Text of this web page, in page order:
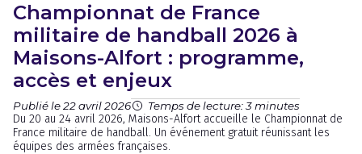
Championnat de France
militaire de handball 2026 à
Maisons-Alfort : programme,
accès et enjeux
Publié le 22 avril 2026 Temps de lecture: 3 minutes
Du 20 au 24 avril 2026, Maisons-Alfort accueille le Championnat de
France militaire de handball. Un événement gratuit réunissant les
équipes des armées françaises.